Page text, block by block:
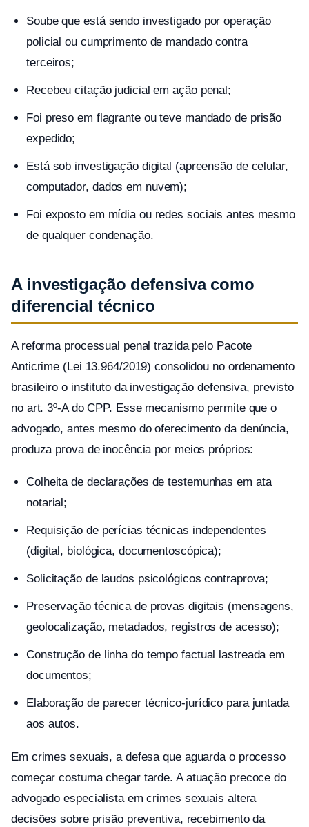
Soube que está sendo investigado por operação
policial ou cumprimento de mandado contra
terceiros;
Recebeu citação judicial em ação penal;
Foi preso em flagrante ou teve mandado de prisão
expedido;
Está sob investigação digital (apreensão de celular,
computador, dados em nuvem);
Foi exposto em mídia ou redes sociais antes mesmo
de qualquer condenação.
A investigação defensiva como
diferencial técnico
A reforma processual penal trazida pelo Pacote
Anticrime (Lei 13.964/2019) consolidou no ordenamento
brasileiro o instituto da investigação defensiva, previsto
no art. 3º-A do CPP. Esse mecanismo permite que o
advogado, antes mesmo do oferecimento da denúncia,
produza prova de inocência por meios próprios:
Colheita de declarações de testemunhas em ata
notarial;
Requisição de perícias técnicas independentes
(digital, biológica, documentoscópica);
Solicitação de laudos psicológicos contraprova;
Preservação técnica de provas digitais (mensagens,
geolocalização, metadados, registros de acesso);
Construção de linha do tempo factual lastreada em
documentos;
Elaboração de parecer técnico-jurídico para juntada
aos autos.
Em crimes sexuais, a defesa que aguarda o processo
começar costuma chegar tarde. A atuação precoce do
advogado especialista em crimes sexuais altera
decisões sobre prisão preventiva, recebimento da